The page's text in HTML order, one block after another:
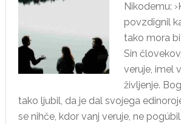
Nikodemu:
povzdignil
tako mora
Sin
veruje, imel
življenje.
tako ljubil, da je dal svojega
se nihče, kdor vanj veruje, ne